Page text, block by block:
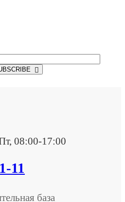
08:00-17:00
11
база